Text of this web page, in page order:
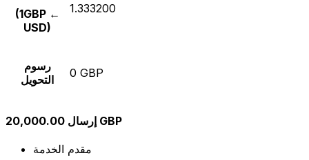
(1GBP ←
USD)
1.333200
رسوم
التحويل
0 GBP
إرسال 20,000.00 GBP
مقدم الخدمة